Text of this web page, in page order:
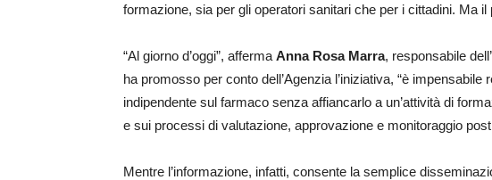
formazione, sia per gli operatori sanitari che per i cittadini. Ma il
“Al giorno d’oggi”, afferma Anna Rosa Marra, responsabile
ha promosso per conto dell’Agenzia l’iniziativa, “è
indipendente sul farmaco senza affiancarlo a un’attività di
e sui processi di valutazione, approvazione e monitoraggio
Mentre l’informazione, infatti, consente la semplice